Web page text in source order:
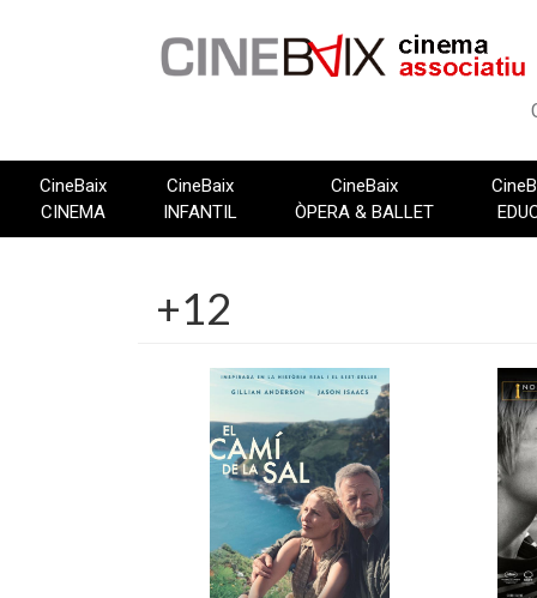
CineBaix
CINEMA
CineBaix
INFANTIL
CineBaix
ÒPERA & BALLET
+12